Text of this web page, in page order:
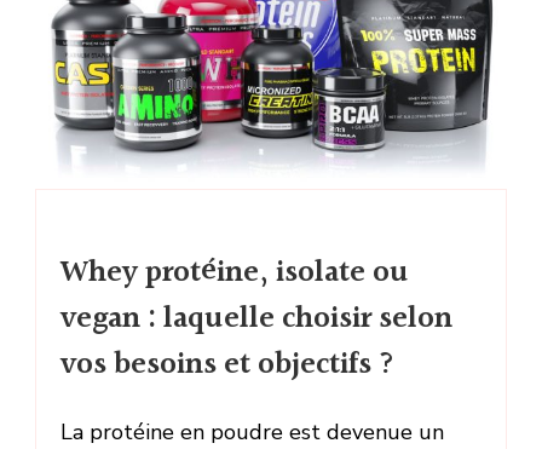
Whey protéine, isolate ou
vegan : laquelle choisir selon
vos besoins et objectifs ?
La protéine en poudre est devenue un